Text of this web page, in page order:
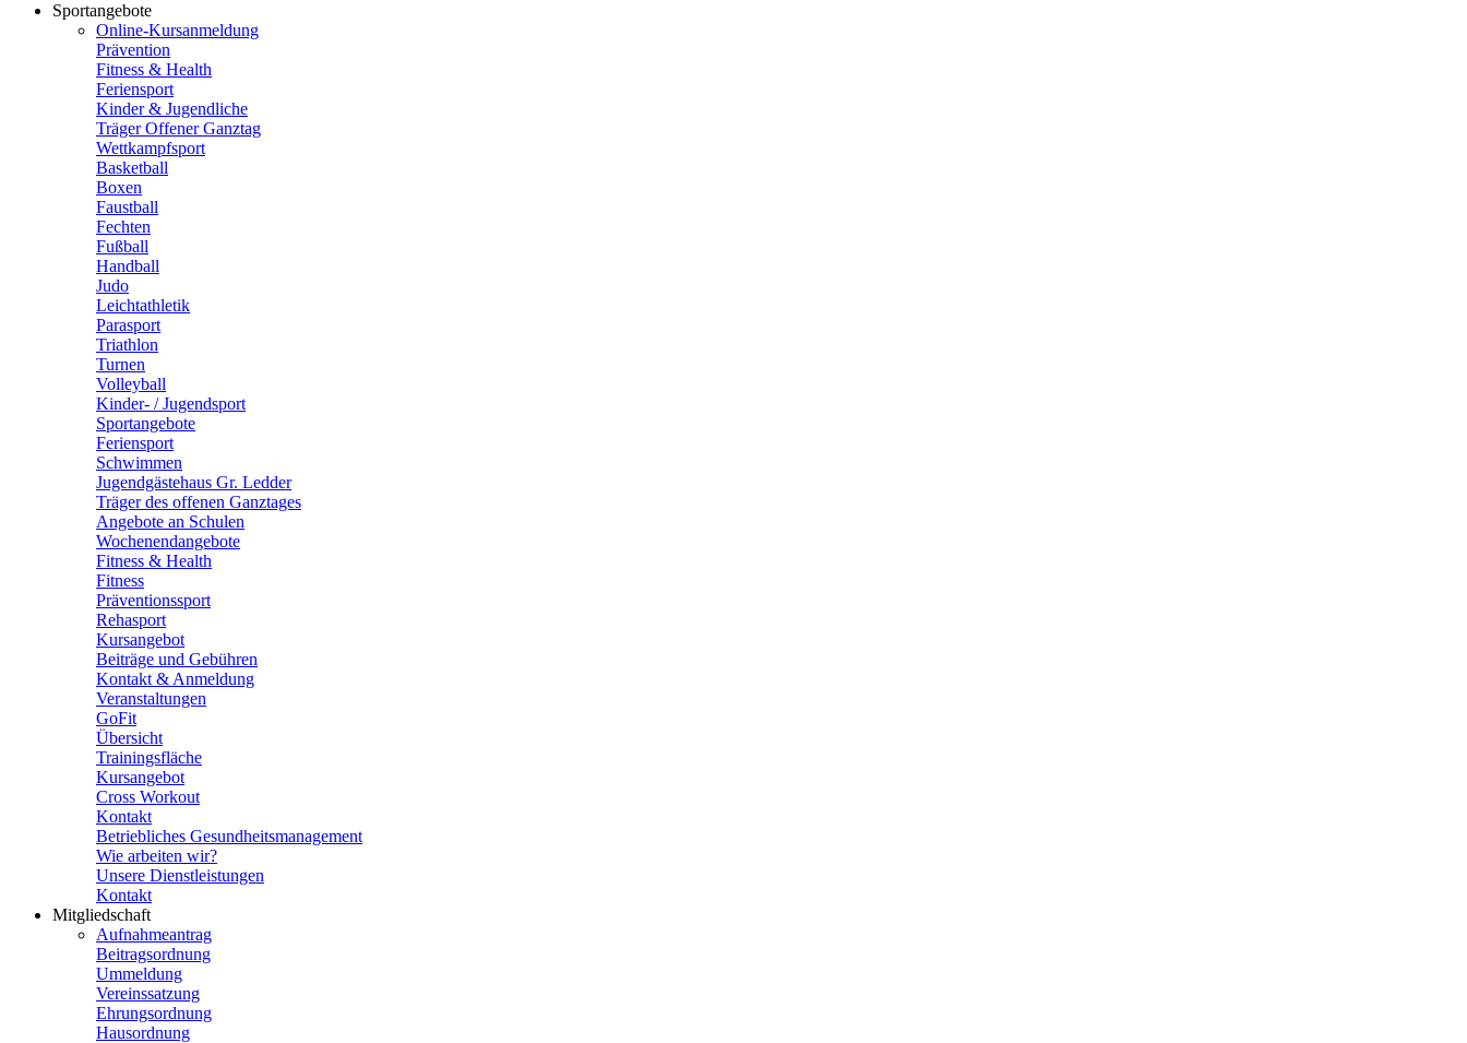
Sportangebote
Online-Kursanmeldung
Prävention
Fitness & Health
Feriensport
Kinder & Jugendliche
Träger Offener Ganztag
Wettkampfsport
Basketball
Boxen
Faustball
Fechten
Fußball
Handball
Judo
Leichtathletik
Parasport
Triathlon
Turnen
Volleyball
Kinder- / Jugendsport
Sportangebote
Feriensport
Schwimmen
Jugendgästehaus Gr. Ledder
Träger des offenen Ganztages
Angebote an Schulen
Wochenendangebote
Fitness & Health
Fitness
Präventionssport
Rehasport
Kursangebot
Beiträge und Gebühren
Kontakt & Anmeldung
Veranstaltungen
GoFit
Übersicht
Trainingsfläche
Kursangebot
Cross Workout
Kontakt
Betriebliches Gesundheitsmanagement
Wie arbeiten wir?
Unsere Dienstleistungen
Kontakt
Mitgliedschaft
Aufnahmeantrag
Beitragsordnung
Ummeldung
Vereinssatzung
Ehrungsordnung
Hausordnung